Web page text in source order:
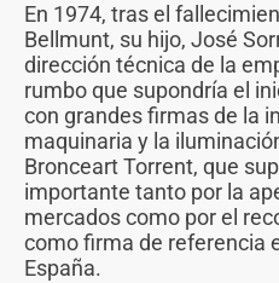
En 1974, tras el
Bellmunt, su hijo, José
dirección técnica de la
rumbo que supondría el
con grandes firmas de la
maquinaria y la
Bronceart Torrent, que
importante tanto por la
mercados como por el
como firma de referencia
España.